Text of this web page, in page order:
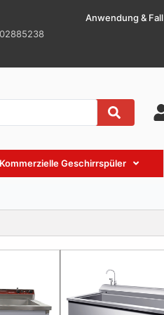
Anwendung & Fall
Kommerzielle Geschirrspüler